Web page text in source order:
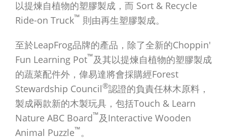
Dutch
以提煉自植物的塑膠製成，而 Sort & Recycle
Ride-on Truck™ 則由再生塑膠製成。
至於LeapFrog品牌的產品，除了全新的Choppin'
Fun Learning Pot™及其以提煉自植物的塑膠製成
的蔬菜配件外，偉易達將會採購經Forest
Stewardship Council®認證的負責任林木原料，
製成兩款新的木製玩具，包括Touch & Learn
Nature ABC Board™及Interactive Wooden
Animal Puzzle™。